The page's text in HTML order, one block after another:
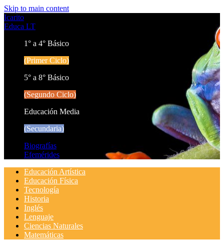
Skip to main content
Icarito
Educa LT
1° a 4° Básico
(Primer Ciclo)
5° a 8° Básico
(Segundo Ciclo)
Educación Media
(Secundaria)
Biografías
Efemérides
Educación Artística
Educación Física
Tecnología
Historia
Inglés
Lenguaje
Ciencias Naturales
Matemáticas